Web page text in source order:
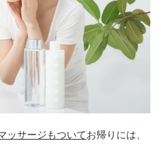
ッサージもついてお帰りには、